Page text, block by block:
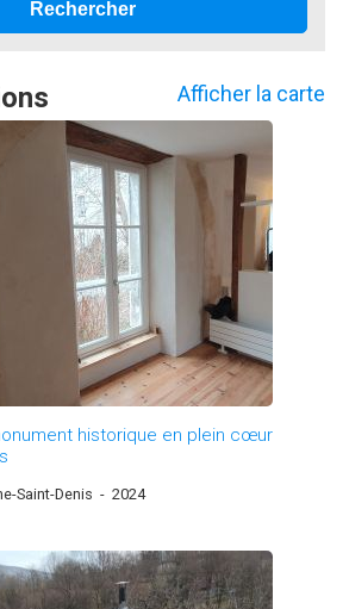
Afficher la carte
historique en plein cœur
Saint-Denis - 2024